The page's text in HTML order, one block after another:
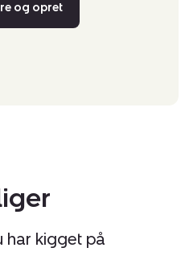
og opret
har kigget på